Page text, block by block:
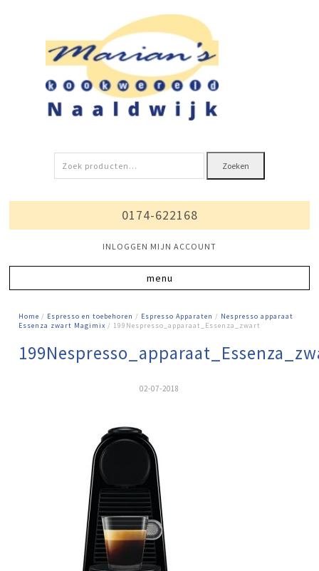
Zoeken
naar:
Zoeken
0174-622168
INLOGGEN MIJN ACCOUNT
Home / Espresso en toebehoren / Espresso Apparaten / Nespresso apparaat
Essenza zwart Magimix / 199Nespresso_apparaat_Essenza_zwart
02-07-2018